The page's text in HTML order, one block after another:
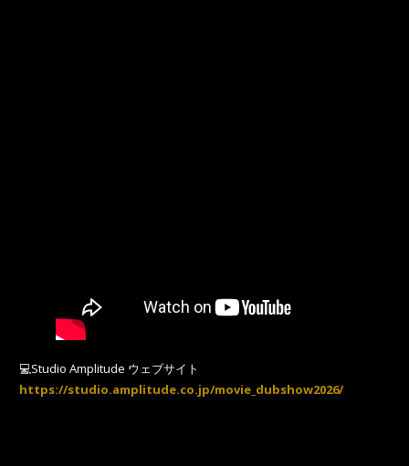
💻Studio Amplitude ウェブサイト
https://studio.amplitude.co.jp/movie_dubshow2026/